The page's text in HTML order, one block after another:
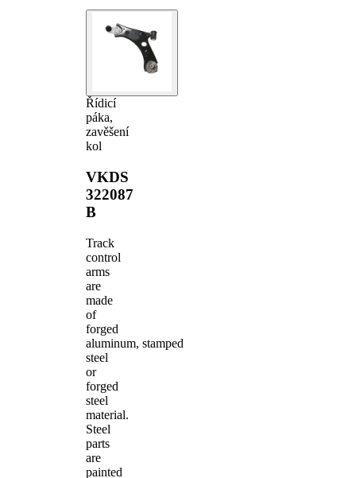
Řídicí
páka,
zavěšení
kol
VKDS
322087
B
Track
control
arms
are
made
of
forged
aluminum, stamped
steel
or
forged
steel
material.
Steel
parts
are
painted